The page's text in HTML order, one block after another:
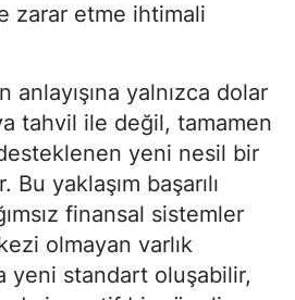
zarar etme ihtimali
anlayışına yalnızca dolar
tahvil ile değil, tamamen
yeni nesil bir
yaklaşım başarılı
finansal sistemler
olmayan varlık
yeni standart oluşabilir,